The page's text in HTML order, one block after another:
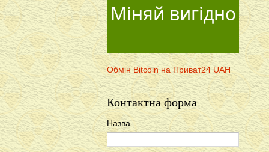
Міняй вигідно
Обмін Bitcoin на Приват24 UAH
Контактна форма
Назва